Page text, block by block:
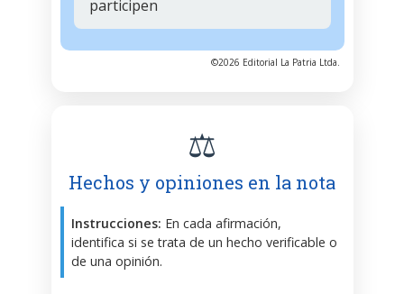
participen
©2026 Editorial La Patria Ltda.
⚖️
Hechos y opiniones en la nota
Instrucciones: En cada afirmación,
identifica si se trata de un hecho verificable o
de una opinión.